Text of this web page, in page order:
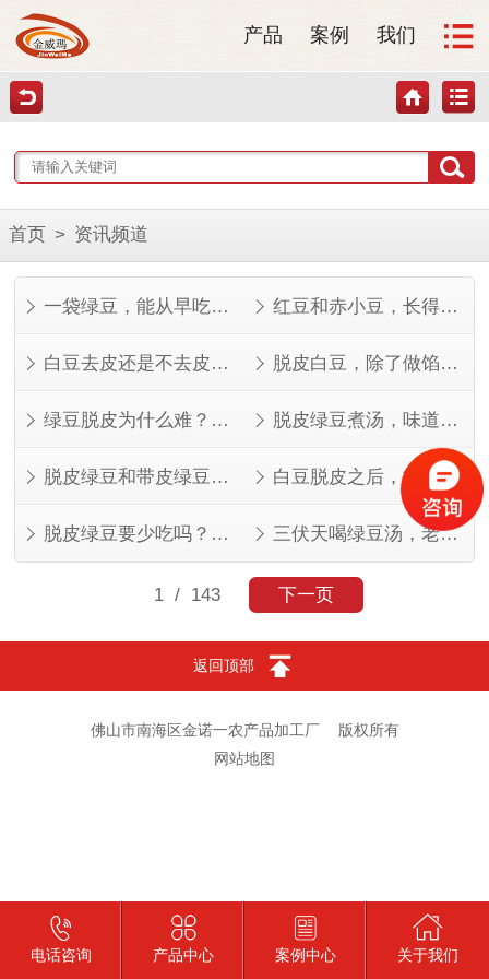
产品 案例 我们
首页 > 资讯频道
一袋绿豆，能从早吃到晚 红豆和赤小豆，长得像但不是一回事
白豆去皮还是不去皮？看完这几点就知道了 脱皮白豆，除了做馅还能做什么？
绿豆脱皮为什么难？看完就知道了 脱皮绿豆煮汤，味道其实不一样
脱皮绿豆和带皮绿豆，功效差在哪？ 白豆脱皮之后，能做的菜比想象中多
脱皮绿豆要少吃吗？看人看量 三伏天喝绿豆汤，老一辈的讲究有道理
1/ 143 下一页
返回顶部
佛山市南海区金诺一农产品加工厂
版权所有
网站地图
电话咨询 产品中心 案例中心 关于我们